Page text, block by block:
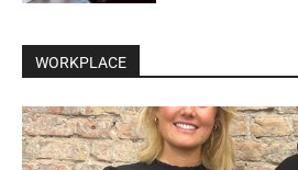
WORKPLACE